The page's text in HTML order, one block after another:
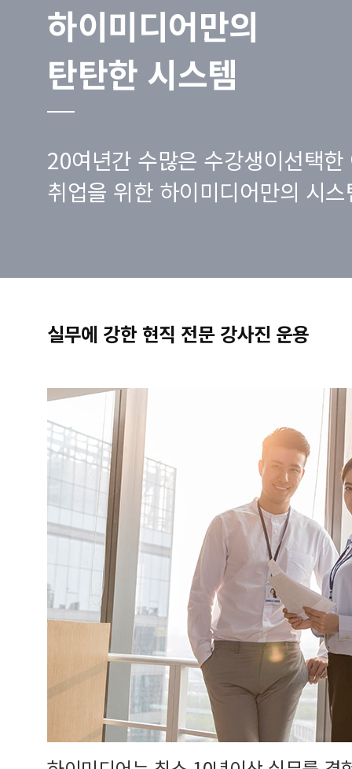
하이미디어만의
탄탄한 시스템
20여년간 수많은 수강생이선택한
취업을 위한 하이미디어만의 시
실무에 강한 현직 전문 강사진 운용